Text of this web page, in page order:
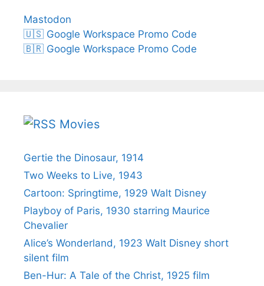
Mastodon
🇺🇸 Google Workspace Promo Code
🇧🇷 Google Workspace Promo Code
Movies
Gertie the Dinosaur, 1914
Two Weeks to Live, 1943
Cartoon: Springtime, 1929 Walt Disney
Playboy of Paris, 1930 starring Maurice
Chevalier
Alice’s Wonderland, 1923 Walt Disney short
silent film
Ben-Hur: A Tale of the Christ, 1925 film